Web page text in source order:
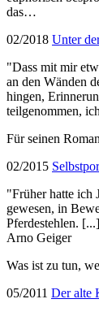
das…
02/2018 Unter
"Dass mit mir
an den Wänden
hingen,
teilgenommen,
Für seinen
02/2015
"Früher hatte ich
gewesen, in
Pferdestehlen.
Arno Geiger
Was ist zu tun,
05/2011 Der alte